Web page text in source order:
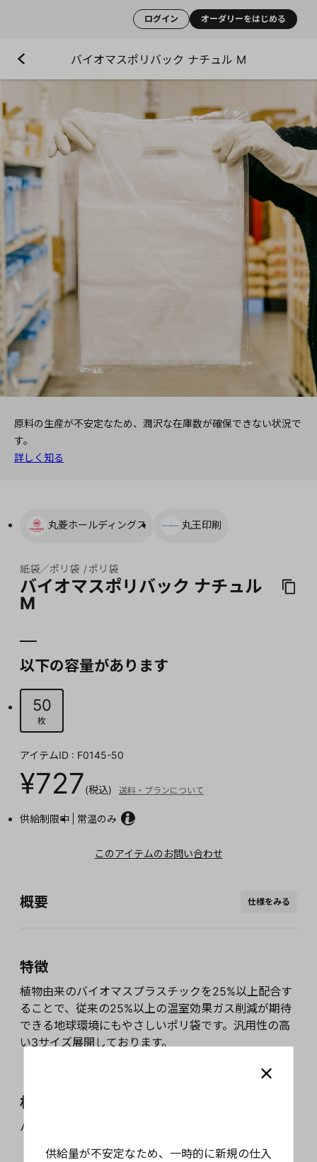
ログイン オーダリーをはじめる
バイオマスポリバック ナチュル M
原料の生産が不安定なため、潤沢な在庫数が確保できない状況で
す。
詳しく知る
丸菱ホールディングス 丸王印刷
紙袋／ポリ袋 ポリ袋
バイオマスポリバック ナチュル
M
以下の容量があります
50
枚
アイテムID : F0145-50
¥727(税込) 送料・プランについて
供給制限中 常温のみ
このアイテムのお問い合わせ
概要 仕様をみる
特徴
植物由来のバイオマスプラスチックを25%以上配合す
ることで、従来の25%以上の温室効果ガス削減が期待
できる地球環境にもやさしいポリ袋です。汎用性の高
い3サイズ展開しております。
材質
バイオマスプラスチック25%以上配合
供給量が不安定なため、一時的に新規の仕入